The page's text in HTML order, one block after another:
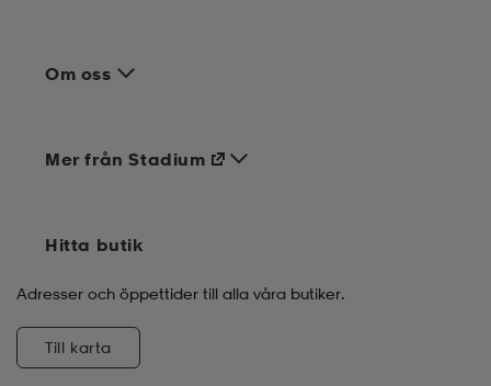
Om oss
Mer från Stadium
Hitta butik
Adresser och öppettider till alla våra butiker.
Till karta